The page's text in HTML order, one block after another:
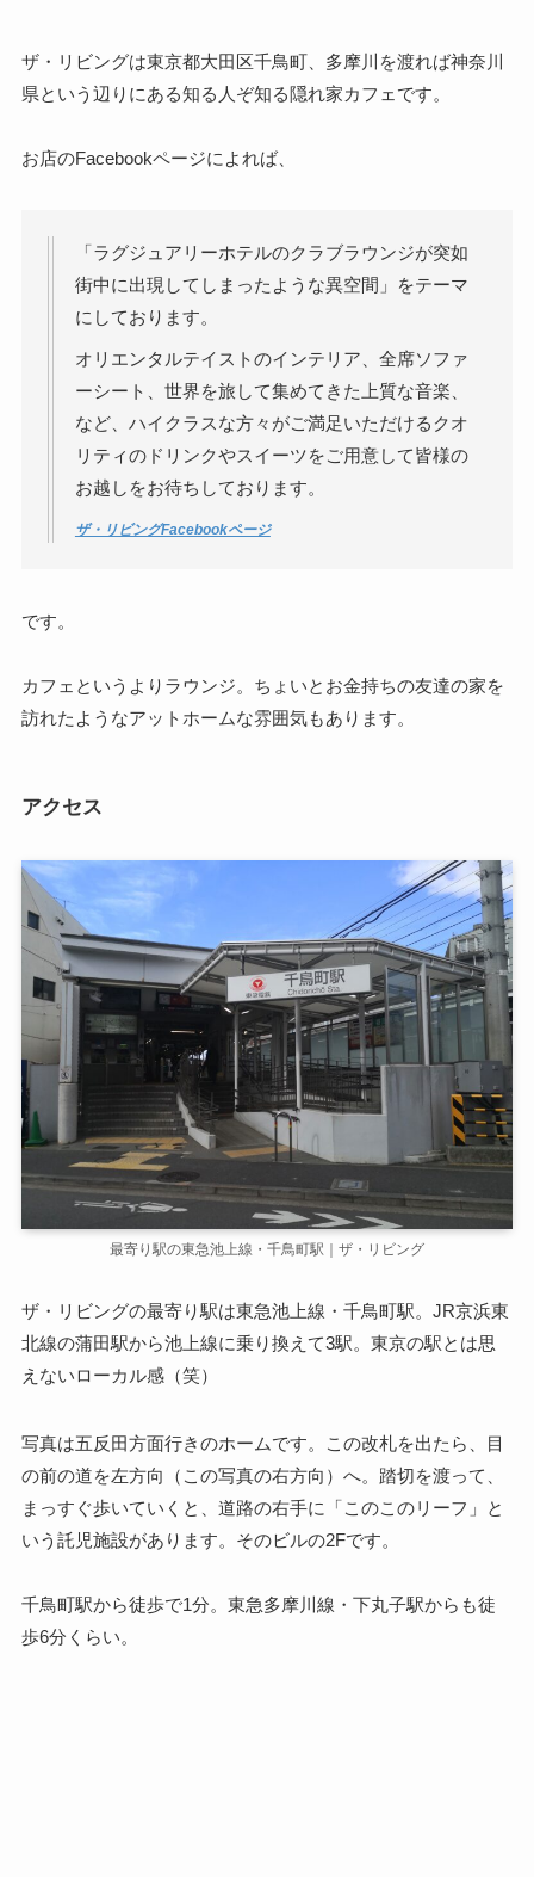
ザ・リビングは東京都大田区千鳥町、多摩川を渡れば神奈川
県という辺りにある知る人ぞ知る隠れ家カフェです。
お店のFacebookページによれば、
「ラグジュアリーホテルのクラブラウンジが突如
街中に出現してしまったような異空間」をテーマ
にしております。
オリエンタルテイストのインテリア、全席ソファ
ーシート、世界を旅して集めてきた上質な音楽、
など、ハイクラスな方々がご満足いただけるクオ
リティのドリンクやスイーツをご用意して皆様の
お越しをお待ちしております。
ザ・リビングFacebookページ
です。
カフェというよりラウンジ。ちょいとお金持ちの友達の家を
訪れたようなアットホームな雰囲気もあります。
アクセス
最寄り駅の東急池上線・千鳥町駅｜ザ・リビング
ザ・リビングの最寄り駅は東急池上線・千鳥町駅。JR京浜東
北線の蒲田駅から池上線に乗り換えて3駅。東京の駅とは思
えないローカル感（笑）
写真は五反田方面行きのホームです。この改札を出たら、目
の前の道を左方向（この写真の右方向）へ。踏切を渡って、
まっすぐ歩いていくと、道路の右手に「このこのリーフ」と
いう託児施設があります。そのビルの2Fです。
千鳥町駅から徒歩で1分。東急多摩川線・下丸子駅からも徒
歩6分くらい。